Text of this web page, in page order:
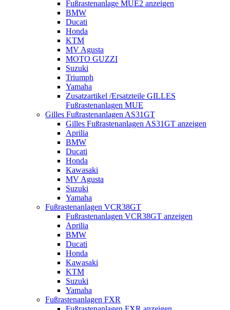
Fußrastenanlage MUE2 anzeigen
BMW
Ducati
Honda
KTM
MV Agusta
MOTO GUZZI
Suzuki
Triumph
Yamaha
Zusatzartikel /Ersatzteile GILLES
Fußrastenanlagen MUE
Gilles Fußrastenanlagen AS31GT
Gilles Fußrastenanlagen AS31GT anzeigen
Aprilia
BMW
Ducati
Honda
Kawasaki
MV Agusta
Suzuki
Yamaha
Fußrastenanlagen VCR38GT
Fußrastenanlagen VCR38GT anzeigen
Aprilia
BMW
Ducati
Honda
Kawasaki
KTM
Suzuki
Yamaha
Fußrastenanlagen FXR